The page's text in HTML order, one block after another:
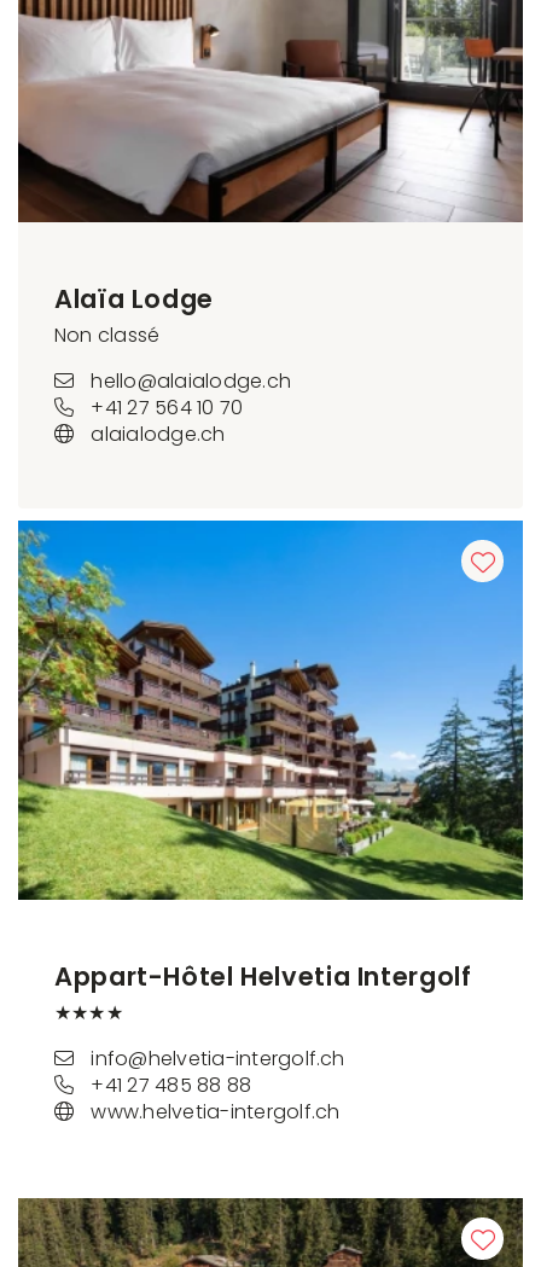
Alaïa Lodge
Non classé
hello@alaialodge.ch
+41 27 564 10 70
alaialodge.ch
Appart-Hôtel Helvetia Intergolf
★★★★
info@helvetia-intergolf.ch
+41 27 485 88 88
www.helvetia-intergolf.ch